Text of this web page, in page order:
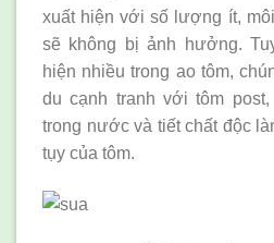
xuất hiện với số lượng ít,
sẽ không bị ảnh hưởng.
hiện nhiều trong ao tôm,
du cạnh tranh với tôm
trong nước và tiết chất độc
tụy của tôm.